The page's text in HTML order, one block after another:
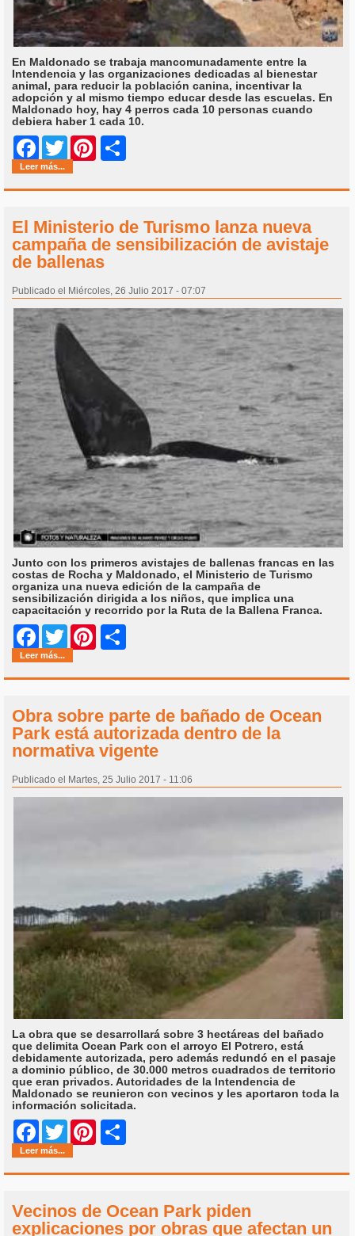
En Maldonado se trabaja mancomunadamente entre la
Intendencia y las organizaciones dedicadas al bienestar
animal, para reducir la población canina, incentivar la
adopción y al mismo tiempo educar desde las escuelas. En
Maldonado hoy, hay 4 perros cada 10 personas cuando
debiera haber 1 cada 10.
Facebook
Twitter Pinterest
Leer más...
El Ministerio de Turismo lanza nueva
campaña de sensibilización de avistaje
de ballenas
Publicado el Miércoles, 26 Julio 2017 - 07:07
Junto con los primeros avistajes de ballenas francas en las
costas de Rocha y Maldonado, el Ministerio de Turismo
organiza una nueva edición de la campaña de
sensibilización dirigida a los niños, que implica una
capacitación y recorrido por la Ruta de la Ballena Franca.
Facebook
Twitter Pinterest
Leer más...
Obra sobre parte de bañado de Ocean
Park está autorizada dentro de la
normativa vigente
Publicado el Martes, 25 Julio 2017 - 11:06
La obra que se desarrollará sobre 3 hectáreas del bañado
que delimita Ocean Park con el arroyo El Potrero, está
debidamente autorizada, pero además redundó en el pasaje
a dominio público, de 30.000 metros cuadrados de territorio
que eran privados. Autoridades de la Intendencia de
Maldonado se reunieron con vecinos y les aportaron toda la
información solicitada.
Facebook
Twitter Pinterest
Leer más...
Vecinos de Ocean Park piden
explicaciones por obras que afectan un